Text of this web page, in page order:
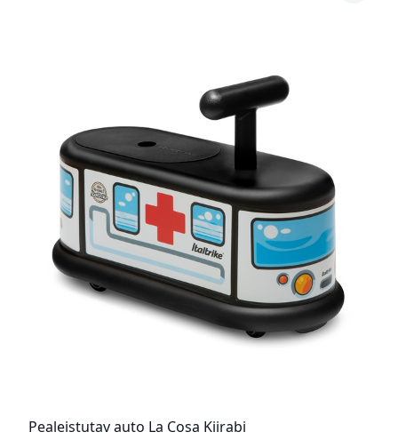
Pealeistutav auto La Cosa Kiirabi